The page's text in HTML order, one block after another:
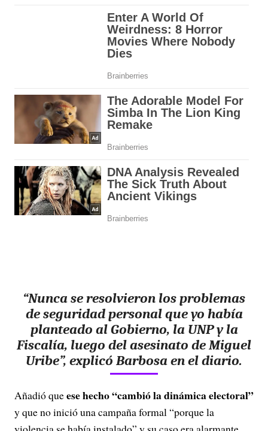
“Nunca se resolvieron los problemas
de seguridad personal que yo había
planteado al Gobierno, la UNP y la
Fiscalía, luego del asesinato de Miguel
Uribe”, explicó Barbosa en el diario.
Añadió queese hecho “cambió la dinámica electoral”
y que no inició una campaña formal “porque la